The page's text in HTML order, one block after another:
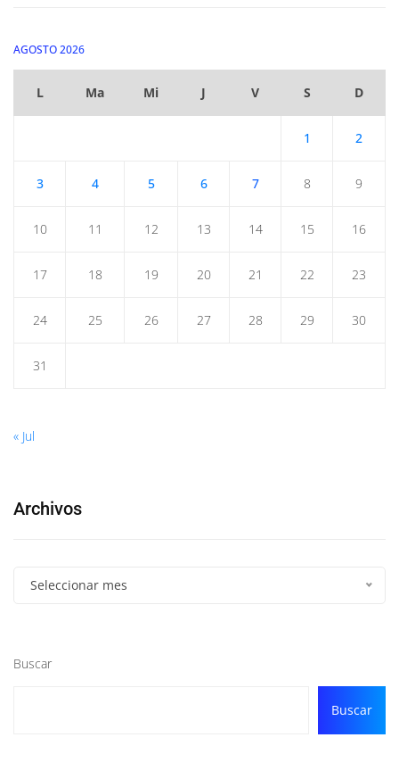
AGOSTO 2026
L Ma Mi J V S D
1 2
3 4 5 6 7 8 9
10 11 12 13 14 15 16
17 18 19 20 21 22 23
24 25 26 27 28 29 30
31
« Jul
Archivos
Seleccionar mes
Buscar
Buscar